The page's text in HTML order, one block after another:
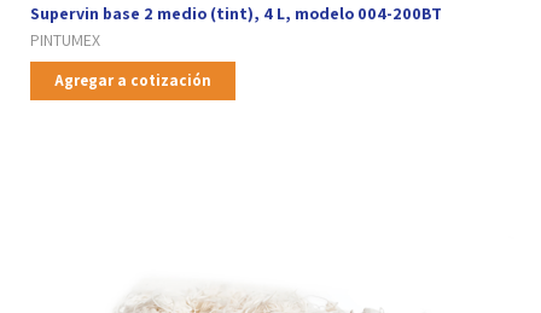
Supervin base 2 medio (tint), 4 L, modelo 004-200BT
PINTUMEX
Agregar a cotización